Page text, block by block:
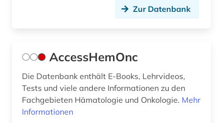
coaching und training (1)
cochrane collaboration (1)
codierung (1)
Zur Datenbank
AccessHemOnc
Die Datenbank enthält E-Books, Lehrvideos,
Tests und viele andere Informationen zu den
Fachgebieten Hämatologie und Onkologie. Mehr
Informationen